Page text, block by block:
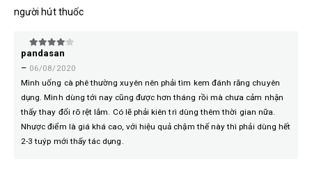
người hút thuốc
4trên 5
pandasan
– 06/08/2020
Mình uống cà phê thường xuyên nên phải tìm kem đánh răng chuyên
dụng. Mình dùng tới nay cũng được hơn tháng rồi mà chưa cảm nhận
thấy thay đổi rõ rệt lắm. Có lẽ phải kiên trì dùng thêm thời gian nữa.
Nhược điểm là giá khá cao, với hiệu quả chậm thế này thì phải dùng hết
2-3 tuýp mới thấy tác dụng.